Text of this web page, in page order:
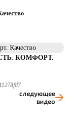
КОМФОРТ.
следующее
видео